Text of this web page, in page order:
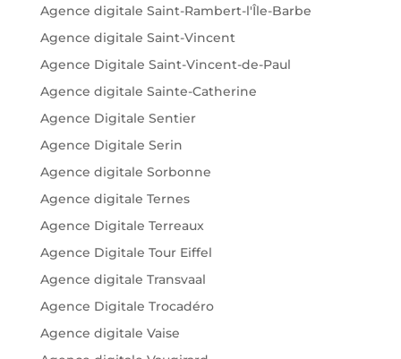
Agence digitale Saint-Rambert-l'Île-Barbe
Agence digitale Saint-Vincent
Agence Digitale Saint-Vincent-de-Paul
Agence digitale Sainte-Catherine
Agence Digitale Sentier
Agence Digitale Serin
Agence digitale Sorbonne
Agence digitale Ternes
Agence Digitale Terreaux
Agence Digitale Tour Eiffel
Agence digitale Transvaal
Agence Digitale Trocadéro
Agence digitale Vaise